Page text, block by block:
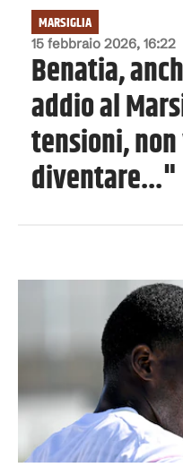
15 febbraio 2026, 16:22
MARSIGLIA
Benatia,
addio al
tensioni,
diventare..."